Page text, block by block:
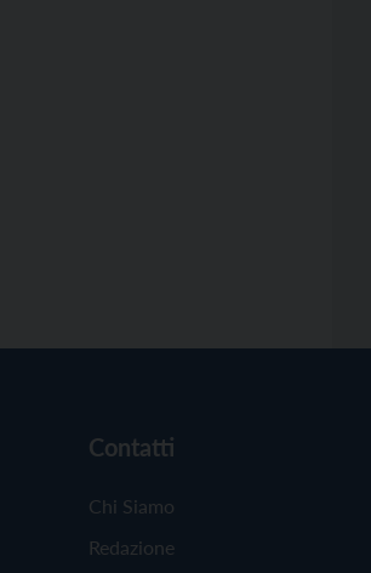
Contatti
Chi Siamo
Redazione